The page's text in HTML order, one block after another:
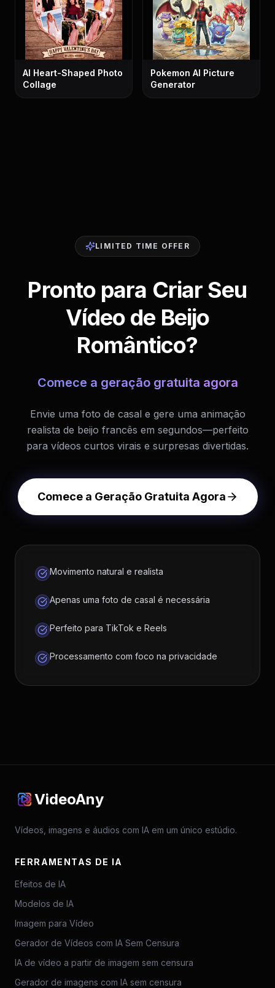
AI Heart-Shaped Photo
Collage
Pokemon AI Picture
Generator
LIMITED TIME OFFER
Pronto para Criar Seu
Vídeo de Beijo
Romântico?
Comece a geração gratuita agora
Envie uma foto de casal e gere uma animação
realista de beijo francês em segundos—perfeito
para vídeos curtos virais e surpresas divertidas.
Comece a Geração Gratuita Agora
Movimento natural e realista
Apenas uma foto de casal é necessária
Perfeito para TikTok e Reels
Processamento com foco na privacidade
VideoAny
Vídeos, imagens e áudios com IA em um único estúdio.
FERRAMENTAS DE IA
Efeitos de IA
Modelos de IA
Imagem para Vídeo
Gerador de Vídeos com IA Sem Censura
IA de vídeo a partir de imagem sem censura
Gerador de imagens com IA sem censura